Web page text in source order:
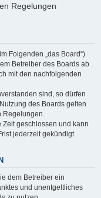
Regelungen
Folgenden „das Board“)
Betreiber des Boards ab
mit den nachfolgenden
sind, so dürfen
des Boards gelten
Regelungen.
Zeit geschlossen und kann
jederzeit gekündigt
dem Betreiber ein
und unentgeltliches